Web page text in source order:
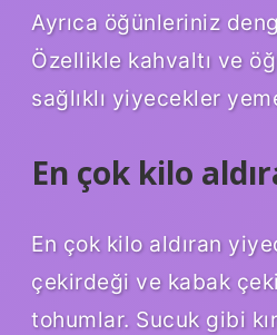
Ayrıca öğünleriniz
Özellikle kahvaltı ve
sağlıklı yiyecekler
En çok kilo
En çok kilo aldıran
çekirdeği ve kabak
tohumlar. Sucuk gibi